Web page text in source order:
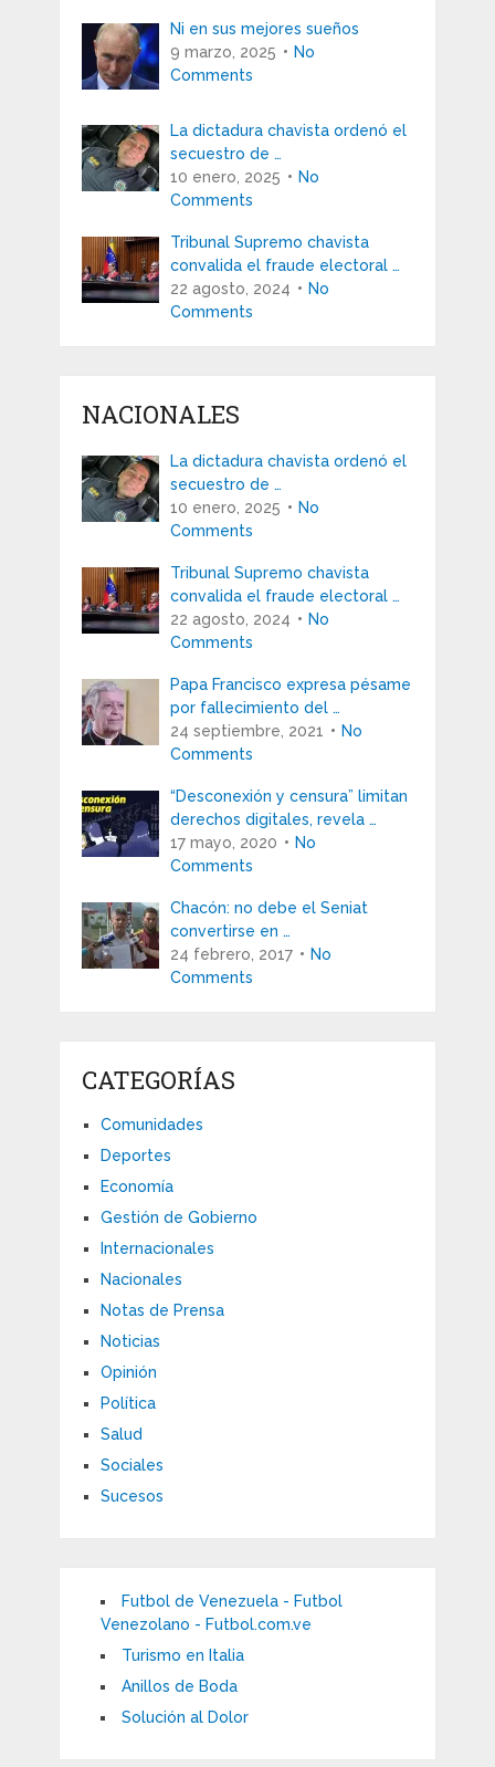
Ni en sus mejores sueños
9 marzo, 2025
No
Comments
La dictadura chavista ordenó el
secuestro de …
10 enero, 2025
No
Comments
Tribunal Supremo chavista
convalida el fraude electoral …
22 agosto, 2024
No
Comments
NACIONALES
La dictadura chavista ordenó el
secuestro de …
10 enero, 2025
No
Comments
Tribunal Supremo chavista
convalida el fraude electoral …
22 agosto, 2024
No
Comments
Papa Francisco expresa pésame
por fallecimiento del …
24 septiembre, 2021
No
Comments
“Desconexión y censura” limitan
derechos digitales, revela …
17 mayo, 2020
No
Comments
Chacón: no debe el Seniat
convertirse en …
24 febrero, 2017
No
Comments
CATEGORÍAS
Comunidades
Deportes
Economía
Gestión de Gobierno
Internacionales
Nacionales
Notas de Prensa
Noticias
Opinión
Política
Salud
Sociales
Sucesos
Futbol de Venezuela - Futbol
Venezolano - Futbol.com.ve
Turismo en Italia
Anillos de Boda
Solución al Dolor